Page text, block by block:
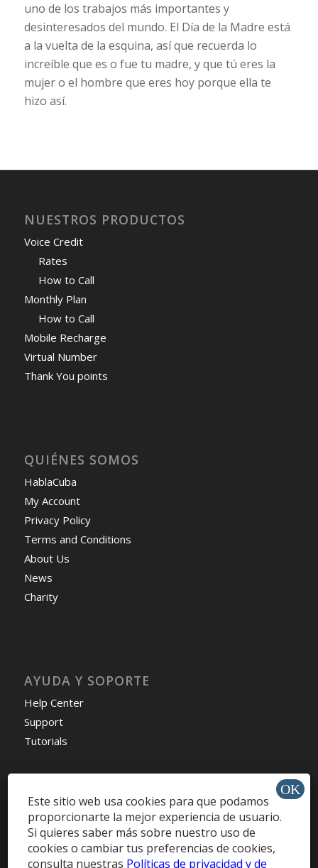
uno de los trabajos más importantes y
desinteresados del mundo. El Día de la Madre está
a la vuelta de la esquina, así que recuerda lo
increíble que es o fue tu madre, y que tú eres la
mujer o el hombre que eres hoy porque ella te
hizo así.
NUESTROS PRODUCTOS
Voice Credit
Rates
How to Call
Monthly Plan
How to Call
Mobile Recharge
Virtual Number
Thank You points
QUIÉNES SOMOS
HablaCuba
My Account
Privacy Policy
Terms and Conditions
About Us
News
Charity
AYUDA Y SOPORTE
Help Center
Support
Tutorials
Get Offers »
Este sitio web usa cookies para que podamos
proporcionarte la mejor experiencia de usuario.
Si quieres saber más sobre nuestro uso de
cookies o cambiar tus preferencias de cookies,
consulta nuestras Políticas de privacidad y de